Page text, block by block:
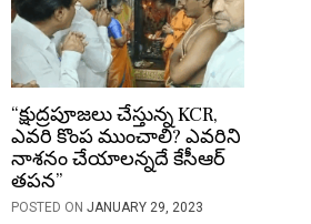
“క్షుద్రపూజలు చేస్తున్న KCR,
ఎవరి కొంప ముంచాలి? ఎవరిని
నాశనం చేయాలన్నదే కేసీఆర్
తపన”
POSTED ON JANUARY 29, 2023